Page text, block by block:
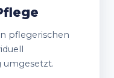
pflegerischen
umgesetzt.